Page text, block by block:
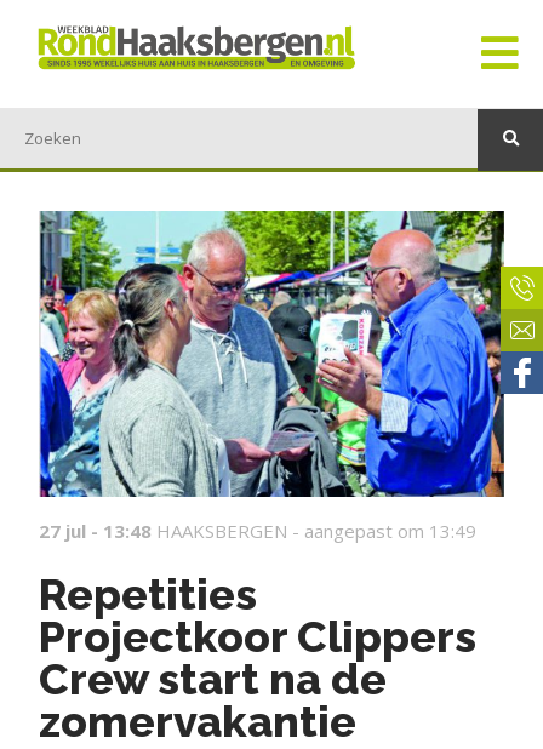
27 jul - 13:48 HAAKSBERGEN - aangepast om 13:49
Repetities
Projectkoor Clippers
Crew start na de
zomervakantie